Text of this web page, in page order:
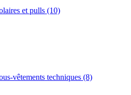
et pulls (10)
vêtements techniques (8)